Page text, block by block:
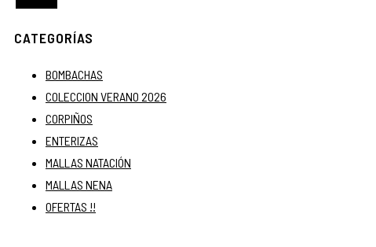
CATEGORÍAS
BOMBACHAS
COLECCION VERANO 2026
CORPIÑOS
ENTERIZAS
MALLAS NATACIÓN
MALLAS NENA
OFERTAS !!